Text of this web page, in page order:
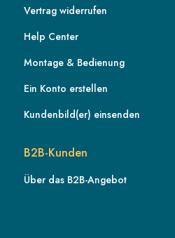
Vertrag widerrufen
Help Center
Montage & Bedienung
Ein Konto erstellen
Kundenbild(er) einsenden
B2B-Kunden
Über das B2B-Angebot